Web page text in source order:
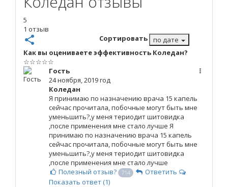
5
1 отзыв
share Сортировать
по дате
Как вы оцениваете эффективность Коледан?
☆☆☆☆☆
Гость
24 ноября, 2019 год
Коледан
Я принимаю по назначению врача 15 капель
сейчас прочитала, побочные могут быть мне
уменьшить?,у меня териодит шитовидка
,после применения мне стало лучше Я
принимаю по назначению врача 15 капель
сейчас прочитала, побочные могут быть мне
уменьшить?,у меня териодит шитовидка
,после применения мне стало лучше
Полезный отзыв? 714
Ответить
Показать ответ (1)